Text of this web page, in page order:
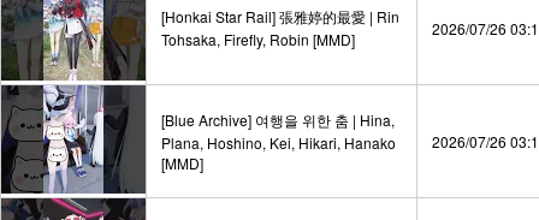
[Honkai Star Rail] 張雅婷的最愛 | Rin
Tohsaka, Firefly, Robin [MMD]
2026/07/26
[Blue Archive] 여행을 위한 춤 | Hina,
Plana, Hoshino, Kei, Hikari, Hanako
[MMD]
2026/07/26